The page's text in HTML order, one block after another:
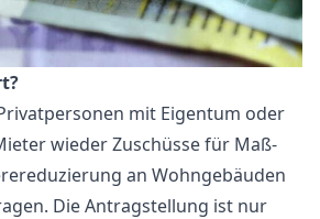
mit Eigentum oder
wieder Zuschüsse für Maß­
an Wohn­gebäuden
Die Antragstellung ist nur